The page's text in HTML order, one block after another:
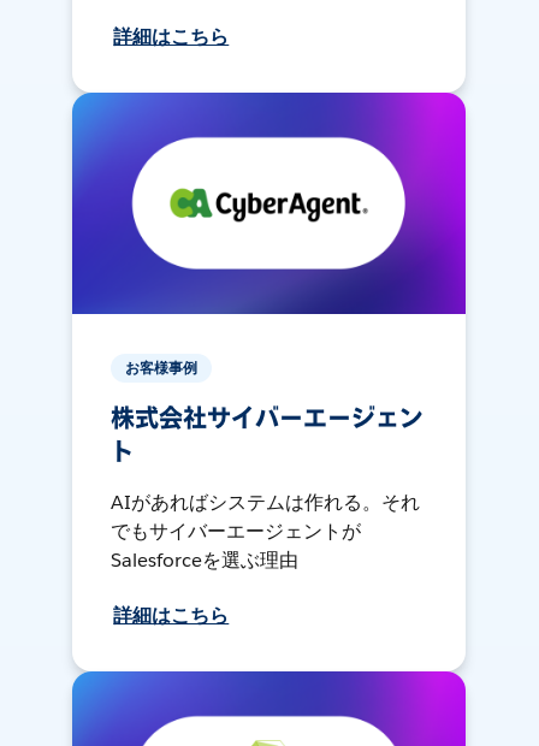
詳細はこちら
お客様事例
株式会社サイバーエージェン
ト
AIがあればシステムは作れる。それ
でもサイバーエージェントが
Salesforceを選ぶ理由
詳細はこちら